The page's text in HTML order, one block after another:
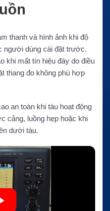
thanh và hình ảnh khi độ
người dùng cài đặt trước.
khi mất tín hiệu đáy do điều
thang đo không phù hợp
an toàn khi tàu hoạt động
cảng, luồng hẹp hoặc khi
dưới tàu.